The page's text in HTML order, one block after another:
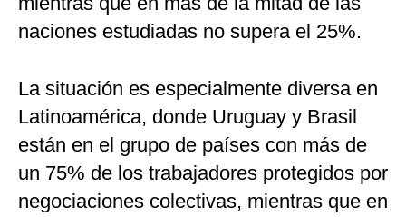
naciones estudiadas no supera el 25%.
La situación es especialmente diversa en
Latinoamérica, donde Uruguay y Brasil
están en el grupo de países con más de
un 75% de los trabajadores protegidos por
negociaciones colectivas, mientras que en